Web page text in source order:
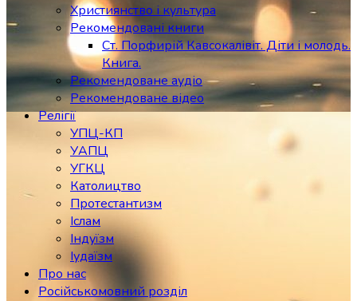
Християнство і культура
Рекомендовані книги
Ст. Порфирій Кавсокалівіт. Діти і молодь.
Книга.
Рекомендоване аудіо
Рекомендоване відео
Релігії
УПЦ-КП
УАПЦ
УГКЦ
Католицтво
Протестантизм
Іслам
Індуїзм
Іудаїзм
Про нас
Російськомовний розділ